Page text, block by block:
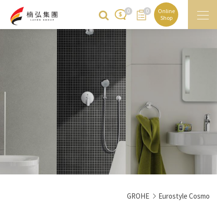
0 0
Online
Shop
GROHE Eurostyle Cosmo